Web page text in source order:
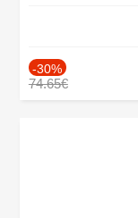
-30%
74.65€